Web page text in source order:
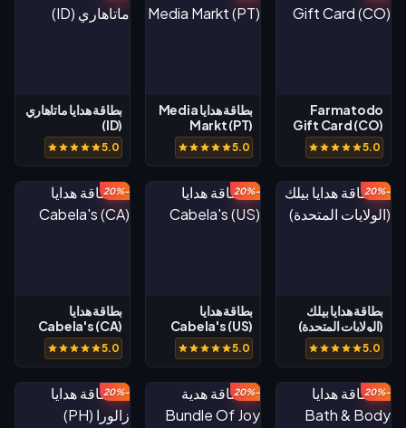
Farmatodo
Gift Card (CO)
5.0
بطاقة هدايا Media
Markt (PT)
5.0
بطاقة هدايا ماتاهاري
(ID)
5.0
-20%
بطاقة هدايا بيلك
(الولايات المتحدة)
5.0
-20%
بطاقة هدايا
Cabela's (US)
5.0
-20%
بطاقة هدايا
Cabela's (CA)
5.0
-20%
-20%
-20%